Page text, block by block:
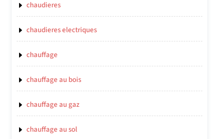
chaudieres
chaudieres electriques
chauffage
chauffage au bois
chauffage au gaz
chauffage au sol